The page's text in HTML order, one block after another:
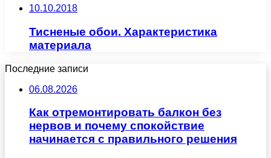
10.10.2018
Тисненые обои. Характеристика
материала
Последние записи
06.08.2026
Как отремонтировать балкон без
нервов и почему спокойствие
начинается с правильного решения